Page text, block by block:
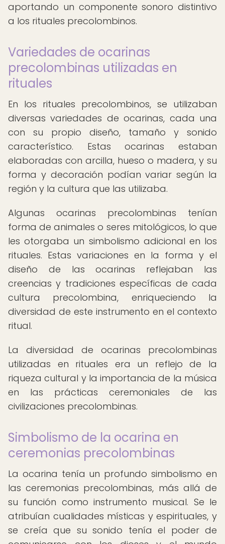
aportando un componente sonoro distintivo
a los rituales precolombinos.
Variedades de ocarinas
precolombinas utilizadas en
rituales
En los rituales precolombinos, se utilizaban
diversas variedades de ocarinas, cada una
con su propio diseño, tamaño y sonido
característico. Estas ocarinas estaban
elaboradas con arcilla, hueso o madera, y su
forma y decoración podían variar según la
región y la cultura que las utilizaba.
Algunas ocarinas precolombinas tenían
forma de animales o seres mitológicos, lo que
les otorgaba un simbolismo adicional en los
rituales. Estas variaciones en la forma y el
diseño de las ocarinas reflejaban las
creencias y tradiciones específicas de cada
cultura precolombina, enriqueciendo la
diversidad de este instrumento en el contexto
ritual.
La diversidad de ocarinas precolombinas
utilizadas en rituales era un reflejo de la
riqueza cultural y la importancia de la música
en las prácticas ceremoniales de las
civilizaciones precolombinas.
Simbolismo de la ocarina en
ceremonias precolombinas
La ocarina tenía un profundo simbolismo en
las ceremonias precolombinas, más allá de
su función como instrumento musical. Se le
atribuían cualidades místicas y espirituales, y
se creía que su sonido tenía el poder de